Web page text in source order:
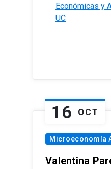
Económicas y
UC
16 OCT
Microeconomía
Valentina